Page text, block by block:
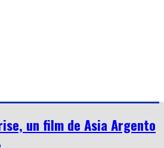
un film de Asia Argento